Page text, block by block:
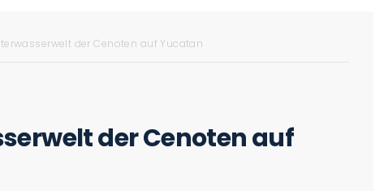
der Cenoten auf Yucatan
der Cenoten auf